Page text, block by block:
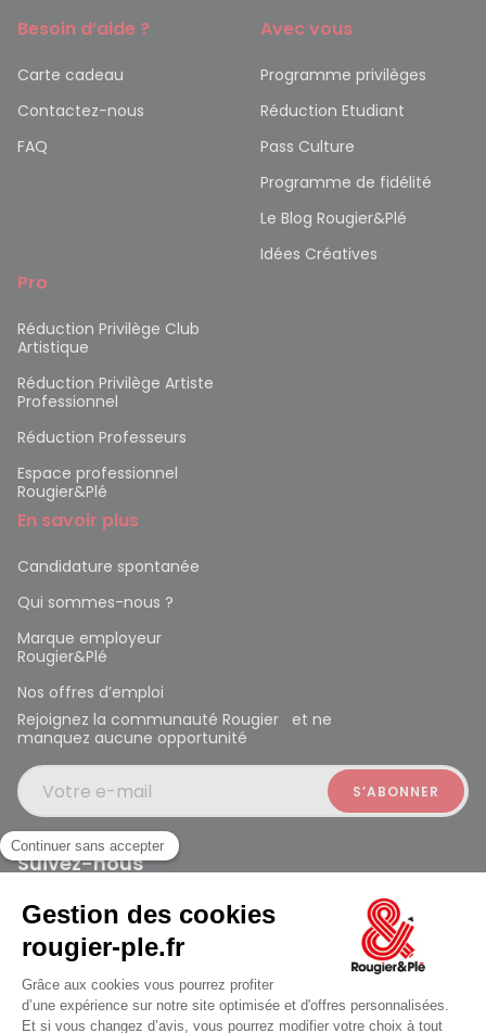
Ferme à 19:30
Besoin d’aide ?
Carte cadeau
Contactez-nous
FAQ
Avec vous
Programme privilèges
Réduction Etudiant
Pass Culture
Programme de fidélité
Le Blog Rougier&Plé
Idées Créatives
Pro
Réduction Privilège Club
Artistique
Réduction Privilège Artiste
Professionnel
Réduction Professeurs
Espace professionnel
Rougier&Plé
En savoir plus
Candidature spontanée
Qui sommes-nous ?
Marque employeur
Rougier&Plé
Nos offres d’emploi
Rejoignez la communauté Rougier et ne
manquez aucune opportunité
Votre e-mail
Suivez-nous
Rougier et Plé 2024 Copyright